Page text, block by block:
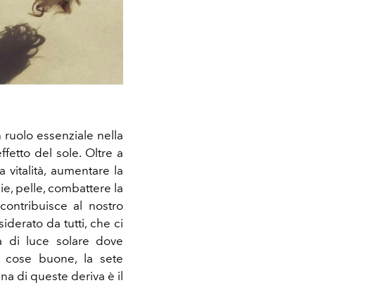
ruolo essenziale nella
del sole. Oltre a
vitalità, aumentare la
pelle, combattere la
al nostro
da tutti, che ci
di luce solare dove
buone, la sete
di queste deriva è il